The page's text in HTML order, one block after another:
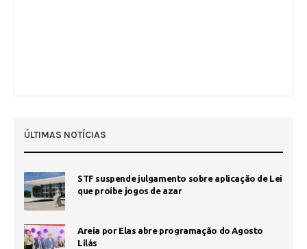
ÚLTIMAS NOTÍCIAS
STF suspende julgamento sobre aplicação de Lei
que proíbe jogos de azar
Areia por Elas abre programação do Agosto
Lilás